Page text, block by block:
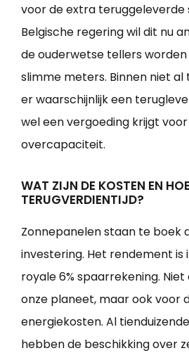
voor de extra teruggeleverde
Belgische regering wil dit nu
de ouderwetse tellers
slimme meters. Binnen niet
er waarschijnlijk een
wel een vergoeding krijgt
overcapaciteit.
WAT ZIJN DE KOSTEN EN
TERUGVERDIENTIJD?
Zonnepanelen staan te boek
investering. Het rendement is
royale 6% spaarrekening.
onze planeet, maar ook voor
energiekosten. Al
hebben de beschikking over